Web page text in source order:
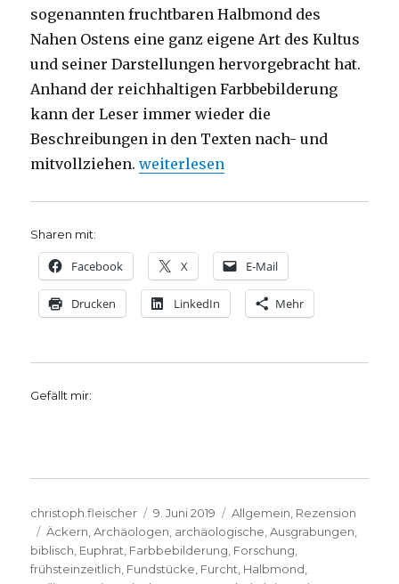
sogenannten fruchtbaren Halbmond des
Nahen Ostens eine ganz eigene Art des Kultus
und seiner Darstellungen hervorgebracht hat.
Anhand der reichhaltigen Farbbebilderung
kann der Leser immer wieder die
Beschreibungen in den Texten nach- und
mitvollziehen.„Was Menschen gemeinsam
weiterlesen
Sharen mit:
Facebook X E-Mail
Drucken LinkedIn Mehr
Gefällt mir:
Autor
christoph.fleischer
Veröffentlicht
am
9. Juni 2019 Kategorien
Allgemein Rezension
Schlagwörter
Äckern ,Archäologen archäologische ,Ausgrabungen
biblisch Euphrat Farbbebilderung Forschung
frühsteinzeitlich Fundstücke Furcht Halbmond